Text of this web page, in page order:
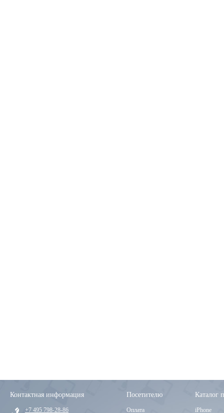
Контактная информация
+7 495 798-28-86
Посетителю
Оплата
Каталог
iPhone